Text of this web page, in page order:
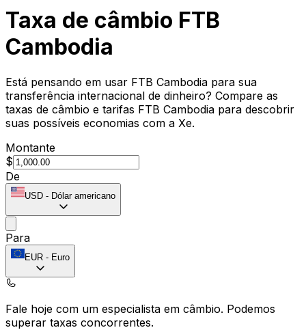
Taxa de câmbio FTB
Cambodia
Está pensando em usar FTB Cambodia para sua
transferência internacional de dinheiro? Compare as
taxas de câmbio e tarifas FTB Cambodia para descobrir
suas possíveis economias com a Xe.
Montante
$
De
USD - Dólar americano
Para
EUR - Euro
Fale hoje com um especialista em câmbio. Podemos
superar taxas concorrentes.